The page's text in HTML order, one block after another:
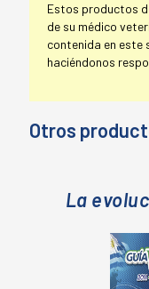
Estos productos
de su médico
contenida en
haciéndonos
Otros
La